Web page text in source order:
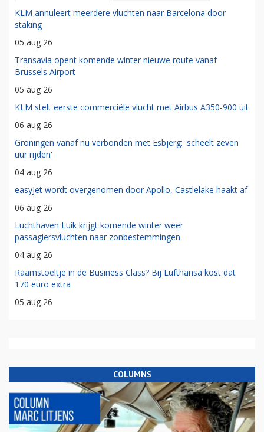
KLM annuleert meerdere vluchten naar Barcelona door
staking
05 aug 26
Transavia opent komende winter nieuwe route vanaf
Brussels Airport
05 aug 26
KLM stelt eerste commerciële vlucht met Airbus A350-900 uit
06 aug 26
Groningen vanaf nu verbonden met Esbjerg: 'scheelt zeven
uur rijden'
04 aug 26
easyJet wordt overgenomen door Apollo, Castlelake haakt af
06 aug 26
Luchthaven Luik krijgt komende winter weer
passagiersvluchten naar zonbestemmingen
04 aug 26
Raamstoeltje in de Business Class? Bij Lufthansa kost dat
170 euro extra
05 aug 26
COLUMNS